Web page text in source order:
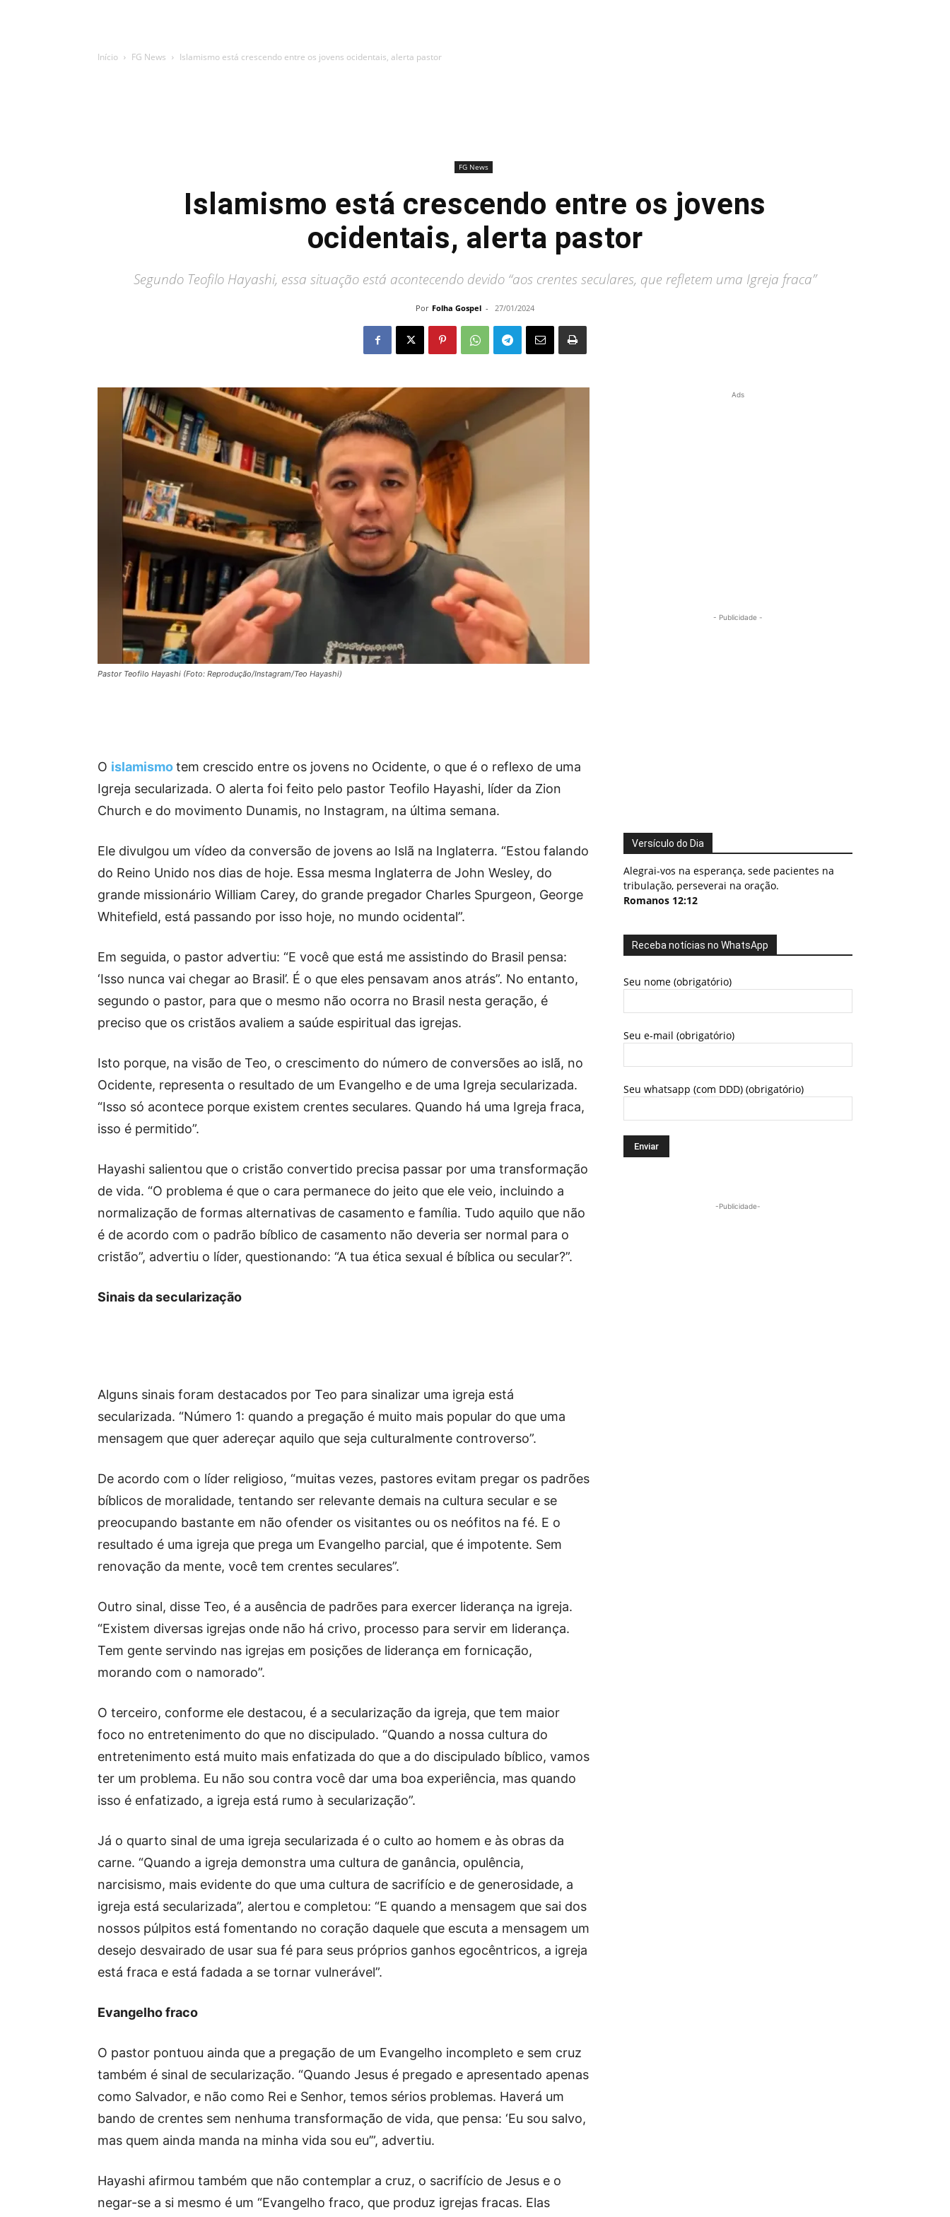
Início FG News Islamismo está crescendo entre os jovens ocidentais, alerta pastor
FG News
Islamismo está crescendo entre os jovens
ocidentais, alerta pastor
Segundo Teofilo Hayashi, essa situação está acontecendo devido “aos crentes seculares, que refletem uma Igreja fraca”
Por Folha Gospel - 27/01/2024
Pastor Teofilo Hayashi (Foto: Reprodução/Instagram/Teo Hayashi)
O islamismotem crescido entre os jovens no Ocidente, o que é o reflexo de uma
Igreja secularizada. O alerta foi feito pelo pastor Teofilo Hayashi, líder da Zion
Church e do movimento Dunamis, no Instagram, na última semana.
Ele divulgou um vídeo da conversão de jovens ao Islã na Inglaterra. “Estou falando
do Reino Unido nos dias de hoje. Essa mesma Inglaterra de John Wesley, do
grande missionário William Carey, do grande pregador Charles Spurgeon, George
Whitefield, está passando por isso hoje, no mundo ocidental”.
Em seguida, o pastor advertiu: “E você que está me assistindo do Brasil pensa:
‘Isso nunca vai chegar ao Brasil’. É o que eles pensavam anos atrás”. No entanto,
segundo o pastor, para que o mesmo não ocorra no Brasil nesta geração, é
preciso que os cristãos avaliem a saúde espiritual das igrejas.
Isto porque, na visão de Teo, o crescimento do número de conversões ao islã, no
Ocidente, representa o resultado de um Evangelho e de uma Igreja secularizada.
“Isso só acontece porque existem crentes seculares. Quando há uma Igreja fraca,
isso é permitido”.
Hayashi salientou que o cristão convertido precisa passar por uma transformação
de vida. “O problema é que o cara permanece do jeito que ele veio, incluindo a
normalização de formas alternativas de casamento e família. Tudo aquilo que não
é de acordo com o padrão bíblico de casamento não deveria ser normal para o
cristão”, advertiu o líder, questionando: “A tua ética sexual é bíblica ou secular?”.
Sinais da secularização
Alguns sinais foram destacados por Teo para sinalizar uma igreja está
secularizada. “Número 1: quando a pregação é muito mais popular do que uma
mensagem que quer adereçar aquilo que seja culturalmente controverso”.
De acordo com o líder religioso, “muitas vezes, pastores evitam pregar os padrões
bíblicos de moralidade, tentando ser relevante demais na cultura secular e se
preocupando bastante em não ofender os visitantes ou os neófitos na fé. E o
resultado é uma igreja que prega um Evangelho parcial, que é impotente. Sem
renovação da mente, você tem crentes seculares”.
Outro sinal, disse Teo, é a ausência de padrões para exercer liderança na igreja.
“Existem diversas igrejas onde não há crivo, processo para servir em liderança.
Tem gente servindo nas igrejas em posições de liderança em fornicação,
morando com o namorado”.
O terceiro, conforme ele destacou, é a secularização da igreja, que tem maior
foco no entretenimento do que no discipulado. “Quando a nossa cultura do
entretenimento está muito mais enfatizada do que a do discipulado bíblico, vamos
ter um problema. Eu não sou contra você dar uma boa experiência, mas quando
isso é enfatizado, a igreja está rumo à secularização”.
Já o quarto sinal de uma igreja secularizada é o culto ao homem e às obras da
carne. “Quando a igreja demonstra uma cultura de ganância, opulência,
narcisismo, mais evidente do que uma cultura de sacrifício e de generosidade, a
igreja está secularizada”, alertou e completou: “E quando a mensagem que sai dos
nossos púlpitos está fomentando no coração daquele que escuta a mensagem um
desejo desvairado de usar sua fé para seus próprios ganhos egocêntricos, a igreja
está fraca e está fadada a se tornar vulnerável”.
Evangelho fraco
O pastor pontuou ainda que a pregação de um Evangelho incompleto e sem cruz
também é sinal de secularização. “Quando Jesus é pregado e apresentado apenas
como Salvador, e não como Rei e Senhor, temos sérios problemas. Haverá um
bando de crentes sem nenhuma transformação de vida, que pensa: ‘Eu sou salvo,
mas quem ainda manda na minha vida sou eu’”, advertiu.
Hayashi afirmou também que não contemplar a cruz, o sacrifício de Jesus e o
negar-se a si mesmo é um “Evangelho fraco, que produz igrejas fracas. Elas
Ads
- Publicidade -
Versículo do Dia
Alegrai-vos na esperança, sede pacientes na
tribulação, perseverai na oração.
Romanos 12:12
Receba notícias no WhatsApp
Seu nome (obrigatório)
Seu e-mail (obrigatório)
Seu whatsapp (com DDD) (obrigatório)
-Publicidade-